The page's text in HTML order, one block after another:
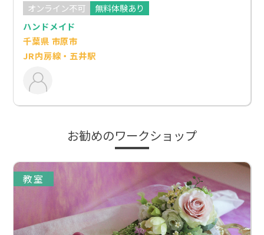
オンライン不可
無料体験あり
ハンドメイド
千葉県 市原市
JR内房線・五井駅
お勧めのワークショップ
教室